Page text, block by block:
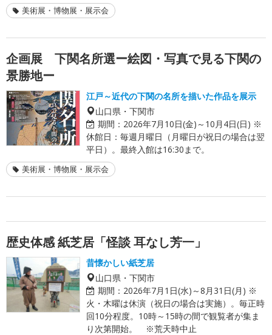
美術展・博物展・展示会
企画展 下関名所選ー絵図・写真で見る下関の
景勝地ー
江戸～近代の下関の名所を描いた作品を展示
山口県・下関市
期間： 2026年7月10日(金)～10月4日(日) ※
休館日：毎週月曜日（月曜日が祝日の場合は翌
平日）。最終入館は16:30まで。
美術展・博物展・展示会
歴史体感 紙芝居「怪談 耳なし芳一」
昔懐かしい紙芝居
山口県・下関市
期間： 2026年7月1日(水)～8月31日(月) ※
火・木曜は休演（祝日の場合は実施）。毎正時
回10分程度。10時～15時の間で観覧者が集ま
り次第開始。 ※荒天時中止